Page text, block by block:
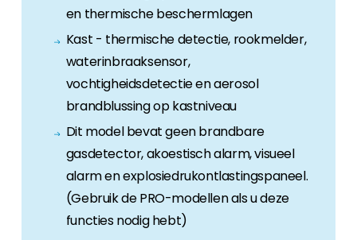
en thermische beschermlagen
Kast - thermische detectie, rookmelder,
waterinbraaksensor,
vochtigheidsdetectie en aerosol
brandblussing op kastniveau
Dit model bevat geen brandbare
gasdetector, akoestisch alarm, visueel
alarm en explosiedrukontlastingspaneel.
(Gebruik de PRO-modellen als u deze
functies nodig hebt)